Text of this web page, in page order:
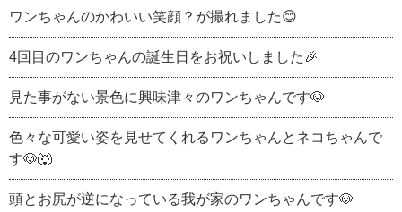
ワンちゃんのかわいい笑顔？が撮れました😊
4回目のワンちゃんの誕生日をお祝いしました🎉
見た事がない景色に興味津々のワンちゃんです🐶
色々な可愛い姿を見せてくれるワンちゃんとネコちゃんで
す🐶🐺
頭とお尻が逆になっている我が家のワンちゃんです🐶